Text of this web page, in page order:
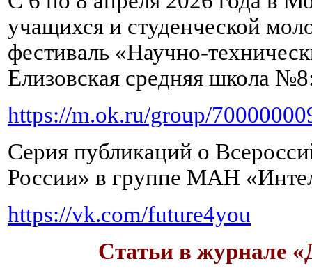
учащихся и студенческой
фестиваль
Елизовская средняя школа
https://m.ok.ru/group/
Серия публикаций о
России» в группе МАН
https://vk.com/future4you
Статьи в журнале